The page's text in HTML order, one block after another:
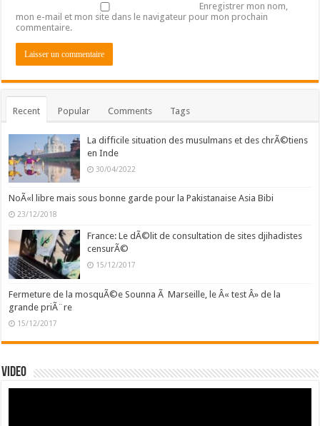
Enregistrer mon nom,
mon e-mail et mon site dans le navigateur pour mon prochain
commentaire.
Recent Popular Comments Tags
La difficile situation des musulmans et des chrÃ©tiens
en Inde
30/04/2022
NoÃ«l libre mais sous bonne garde pour la Pakistanaise Asia Bibi
23/12/2018
France: Le dÃ©lit de consultation de sites djihadistes
censurÃ©
15/12/2017
Fermeture de la mosquÃ©e Sounna Ã Marseille, le Â« test Â» de la
grande priÃ¨re
15/12/2017
Video